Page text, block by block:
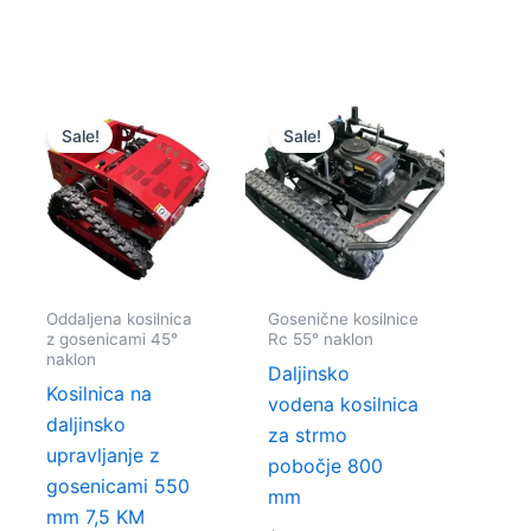
Sale!
Oddaljena kosilnica
z gosenicami 45°
naklon
Kosilnica na
daljinsko
upravljanje z
gosenicami 550
mm 7,5 KM
razpon:
od
$1,500.00
do
$1,900.00
izdelek
ima
več
različic.
izberete
Sale!
Gosenične kosilnice
Rc 55° naklon
Daljinsko
vodena kosilnica
za strmo
pobočje 800
mm
Cenovni
razpon:
od
$2,950.00
do
$4,300.00
izdelek
ima
več
različic.
izberete
izdelka